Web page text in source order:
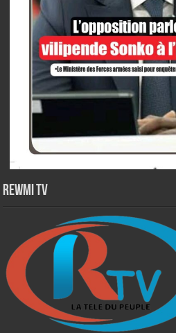
Rewmi TV